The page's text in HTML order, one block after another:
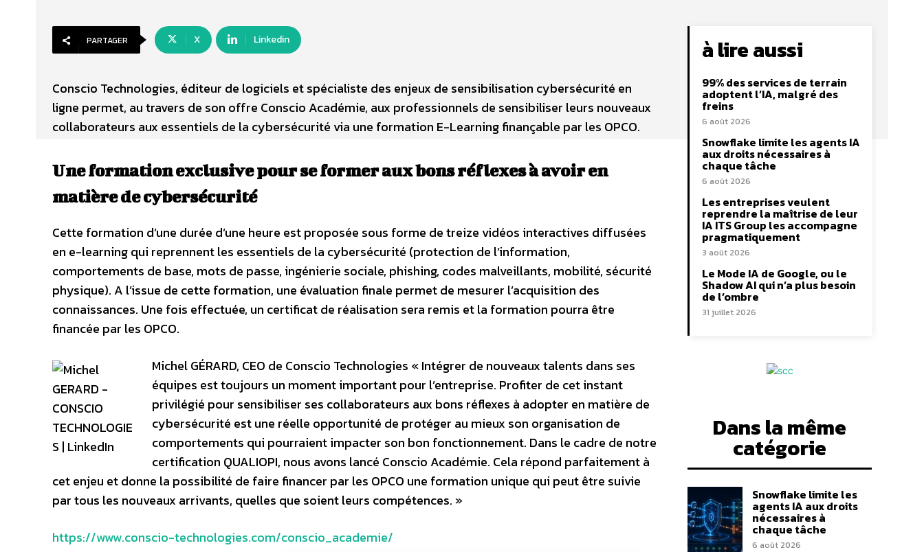
PARTAGER X Linkedin
Conscio Technologies, éditeur de logiciels et spécialiste des enjeux de sensibilisation cybersécurité en
ligne permet, au travers de son offre Conscio Académie, aux professionnels de sensibiliser leurs nouveaux
collaborateurs aux essentiels de la cybersécurité via une formation E-Learning finançable par les OPCO.
Une formation exclusive pour se former aux bons réflexes à avoir en
matière de cybersécurité
Cette formation d’une durée d’une heure est proposée sous forme de treize vidéos interactives diffusées
en e-learning qui reprennent les essentiels de la cybersécurité (protection de l’information,
comportements de base, mots de passe, ingénierie sociale, phishing, codes malveillants, mobilité, sécurité
physique). A l’issue de cette formation, une évaluation finale permet de mesurer l’acquisition des
connaissances. Une fois effectuée, un certificat de réalisation sera remis et la formation pourra être
financée par les OPCO.
Michel GÉRARD, CEO de Conscio Technologies « Intégrer de nouveaux talents dans ses
équipes est toujours un moment important pour l’entreprise. Profiter de cet instant
privilégié pour sensibiliser ses collaborateurs aux bons réflexes à adopter en matière de
cybersécurité est une réelle opportunité de protéger au mieux son organisation de
comportements qui pourraient impacter son bon fonctionnement. Dans le cadre de notre
certification QUALIOPI, nous avons lancé Conscio Académie. Cela répond parfaitement à
cet enjeu et donne la possibilité de faire financer par les OPCO une formation unique qui peut être suivie
par tous les nouveaux arrivants, quelles que soient leurs compétences. »
https://www.conscio-technologies.com/conscio_academie/
à lire aussi
99% des services de terrain
adoptent l’IA, malgré des
freins
6 août 2026
Snowflake limite les agents IA
aux droits nécessaires à
chaque tâche
6 août 2026
Les entreprises veulent
reprendre la maîtrise de leur
IA ITS Group les accompagne
pragmatiquement
3 août 2026
Le Mode IA de Google, ou le
Shadow AI qui n’a plus besoin
de l’ombre
31 juillet 2026
Dans la même
catégorie
Snowflake limite les
agents IA aux droits
nécessaires à
chaque tâche
6 août 2026